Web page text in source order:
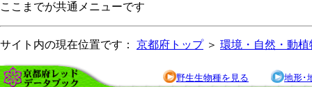
ここまでが共通メニューです
サイト内の現在位置です： 京都府トップ＞ 環境・自然・動植
野生生物種を見る 地形･